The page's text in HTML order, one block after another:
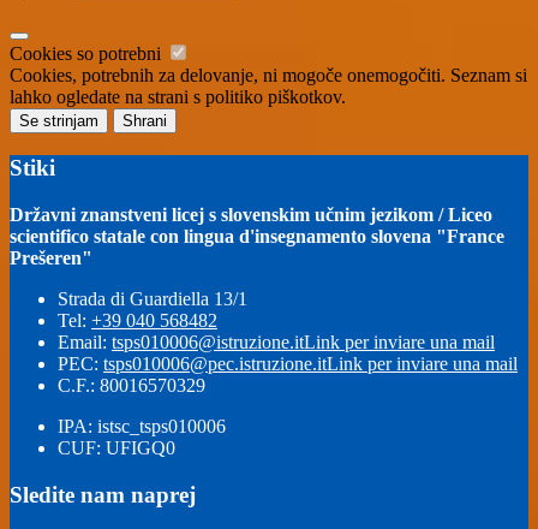
Cookies so potrebni
Cookies, potrebnih za delovanje, ni mogoče onemogočiti. Seznam si
lahko ogledate na strani s politiko piškotkov.
Se strinjam Shrani
Stiki
Državni znanstveni licej s slovenskim učnim jezikom / Liceo
scientifico statale con lingua d'insegnamento slovena "France
Prešeren"
Strada di Guardiella 13/1
Tel: +39 040 568482
Email: tsps010006@istruzione.itLink per inviare una mail
PEC: tsps010006@pec.istruzione.itLink per inviare una mail
C.F.: 80016570329
IPA: istsc_tsps010006
CUF: UFIGQ0
Sledite nam naprej